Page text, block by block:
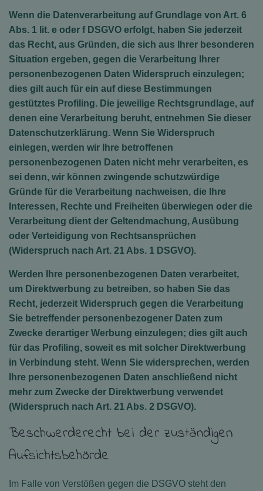
Wenn die Datenverarbeitung auf Grundlage von Art. 6
Abs. 1 lit. e oder f DSGVO erfolgt, haben Sie jederzeit
das Recht, aus Gründen, die sich aus Ihrer besonderen
Situation ergeben, gegen die Verarbeitung Ihrer
personenbezogenen Daten Widerspruch einzulegen;
dies gilt auch für ein auf diese Bestimmungen
gestütztes Profiling. Die jeweilige Rechtsgrundlage, auf
denen eine Verarbeitung beruht, entnehmen Sie dieser
Datenschutzerklärung. Wenn Sie Widerspruch
einlegen, werden wir Ihre betroffenen
personenbezogenen Daten nicht mehr verarbeiten, es
sei denn, wir können zwingende schutzwürdige
Gründe für die Verarbeitung nachweisen, die Ihre
Interessen, Rechte und Freiheiten überwiegen oder die
Verarbeitung dient der Geltendmachung, Ausübung
oder Verteidigung von Rechtsansprüchen
(Widerspruch nach Art. 21 Abs. 1 DSGVO).
Werden Ihre personenbezogenen Daten verarbeitet,
um Direktwerbung zu betreiben, so haben Sie das
Recht, jederzeit Widerspruch gegen die Verarbeitung
Sie betreffender personenbezogener Daten zum
Zwecke derartiger Werbung einzulegen; dies gilt auch
für das Profiling, soweit es mit solcher Direktwerbung
in Verbindung steht. Wenn Sie widersprechen, werden
Ihre personenbezogenen Daten anschließend nicht
mehr zum Zwecke der Direktwerbung verwendet
(Widerspruch nach Art. 21 Abs. 2 DSGVO).
Beschwerderecht bei der zuständigen
Aufsichtsbehörde
Im Falle von Verstößen gegen die DSGVO steht den